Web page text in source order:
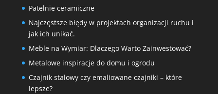
Patelnie ceramiczne
Najczęstsze błędy w projektach organizacji ruchu i
jak ich unikać.
Meble na Wymiar: Dlaczego Warto Zainwestować?
Metalowe inspiracje do domu i ogrodu
Czajnik stalowy czy emaliowane czajniki – które
lepsze?